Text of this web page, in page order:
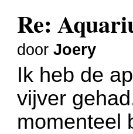
Re:
doorJoery
Ik heb de
vijver
momenteel